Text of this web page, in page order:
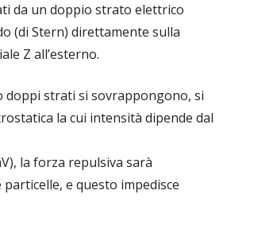
da un doppio strato elettrico
(di Stern) direttamente sulla
Z all’esterno.
doppi strati si sovrappongono, si
la cui intensità dipende dal
la forza repulsiva sarà
e questo impedisce